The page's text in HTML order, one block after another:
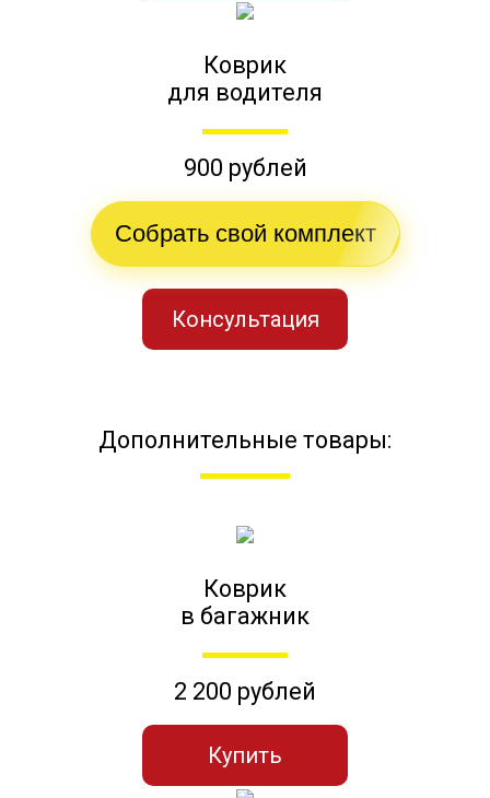
Коврик
для водителя
900 рублей
Собрать свой комплект
Консультация
Дополнительные товары:
Коврик
в багажник
2 200 рублей
Купить